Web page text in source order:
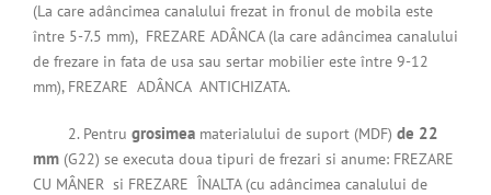
(La care adâncimea canalului frezat in fronul de mobila este
între 5-7.5 mm), FREZARE ADÂNCA (la care adâncimea canalului
de frezare in fata de usa sau sertar mobilier este între 9-12
mm), FREZARE ADÂNCA ANTICHIZATA.
2. Pentru grosimea materialului de suport (MDF) de 22
mm (G22) se executa doua tipuri de frezari si anume: FREZARE
CU MÂNER si FREZARE ÎNALTA (cu adâncimea canalului de